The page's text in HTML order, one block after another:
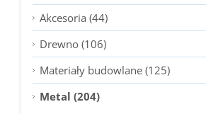
Akcesoria (44)
Drewno (106)
Materiały budowlane (125)
Metal (204)